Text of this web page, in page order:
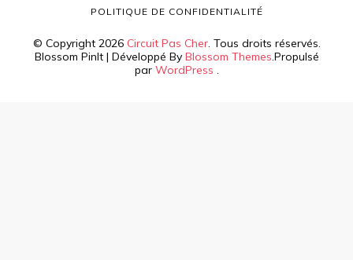
© Copyright 2026 Circuit Pas Cher. Tous droits réservés.
Blossom PinIt | Développé By Blossom Themes.Propulsé
par WordPress .
POLITIQUE DE CONFIDENTIALITÉ